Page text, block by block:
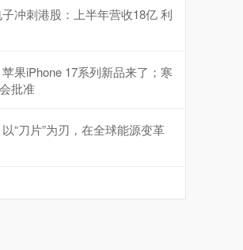
冲刺港股：上半年营收18亿 利
果iPhone 17系列新品来了；寒
批准
“刀片”为刃，在全球能源变革